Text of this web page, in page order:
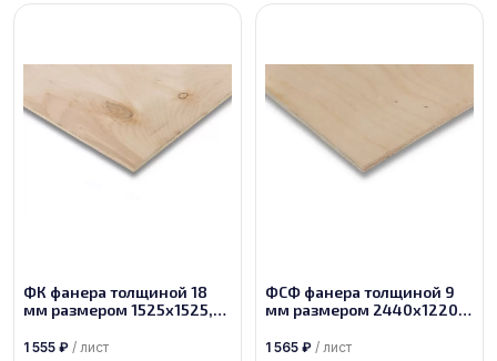
ФК фанера толщиной 18
мм размером 1525х1525,
1 555 ₽ / лист
ФСФ фанера толщиной 9
мм размером 2440х1220,
1 565 ₽ / лист